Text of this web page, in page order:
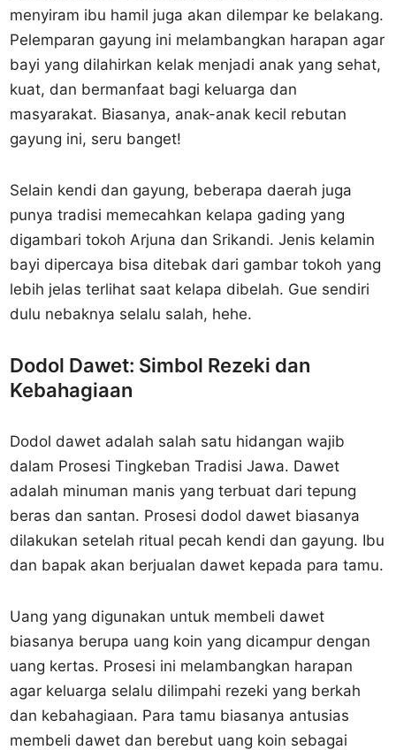
menyiram ibu hamil juga akan dilempar ke belakang.
Pelemparan gayung ini melambangkan harapan agar
bayi yang dilahirkan kelak menjadi anak yang sehat,
kuat, dan bermanfaat bagi keluarga dan
masyarakat. Biasanya, anak-anak kecil rebutan
gayung ini, seru banget!
Selain kendi dan gayung, beberapa daerah juga
punya tradisi memecahkan kelapa gading yang
digambari tokoh Arjuna dan Srikandi. Jenis kelamin
bayi dipercaya bisa ditebak dari gambar tokoh yang
lebih jelas terlihat saat kelapa dibelah. Gue sendiri
dulu nebaknya selalu salah, hehe.
Dodol Dawet: Simbol Rezeki dan
Kebahagiaan
Dodol dawet adalah salah satu hidangan wajib
dalam Prosesi Tingkeban Tradisi Jawa. Dawet
adalah minuman manis yang terbuat dari tepung
beras dan santan. Prosesi dodol dawet biasanya
dilakukan setelah ritual pecah kendi dan gayung. Ibu
dan bapak akan berjualan dawet kepada para tamu.
Uang yang digunakan untuk membeli dawet
biasanya berupa uang koin yang dicampur dengan
uang kertas. Prosesi ini melambangkan harapan
agar keluarga selalu dilimpahi rezeki yang berkah
dan kebahagiaan. Para tamu biasanya antusias
membeli dawet dan berebut uang koin sebagai